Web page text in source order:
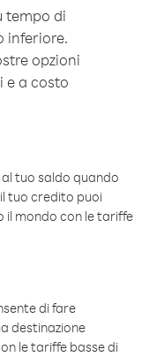
tempo di
inferiore.
opzioni
e a costo
tuo saldo quando
tuo credito puoi
il mondo con le tariffe
di fare
destinazione
le tariffe basse di